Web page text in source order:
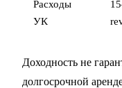
Расходы
УК
Доходность не
долгосрочной